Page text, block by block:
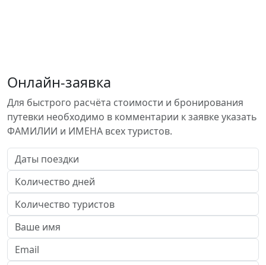
Онлайн-заявка
Для быстрого расчёта стоимости и бронирования
путевки необходимо в комментарии к заявке указать
ФАМИЛИИ и ИМЕНА всех туристов.